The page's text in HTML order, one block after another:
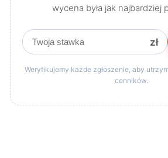
wycena była jak najbardziej
zł
Weryfikujemy każde zgłoszenie, aby
cenników.